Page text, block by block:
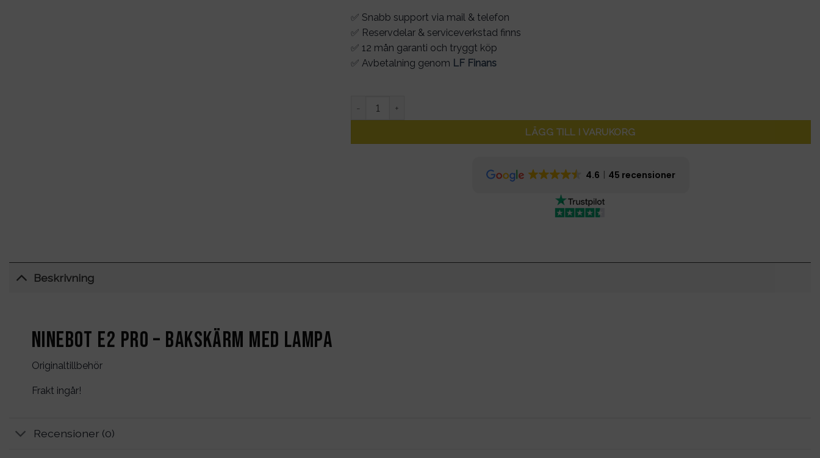
✅ Snabb support via mail & telefon
✅ Reservdelar & serviceverkstad finns
✅ 12 mån garanti och tryggt köp
✅ Avbetalning genom LF Finans
Ninebot E2 PRO - Bakskärm med lampa mängd
LÄGG TILL I VARUKORG
4.6 45 recensioner
Beskrivning
Ninebot E2 PRO – Bakskärm med lampa
Originaltillbehör
Frakt ingår!
Recensioner (0)